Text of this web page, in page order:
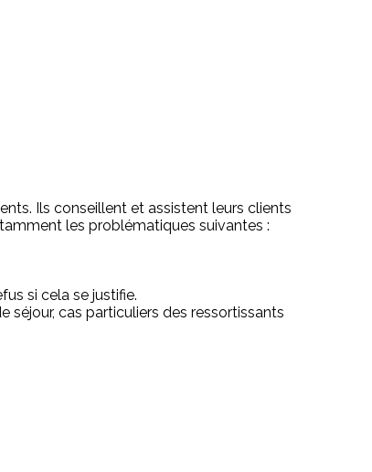
Ils conseillent et assistent leurs clients
les problématiques suivantes :
si cela se justifie.
cas particuliers des ressortissants